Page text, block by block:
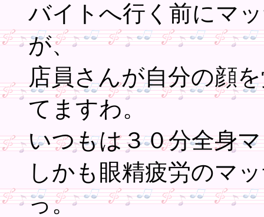
バイトへ行く前にマ
が、
店員さんが自分の顔
てますわ。
いつもは３０分全身
しかも眼精疲労のマ
っ。